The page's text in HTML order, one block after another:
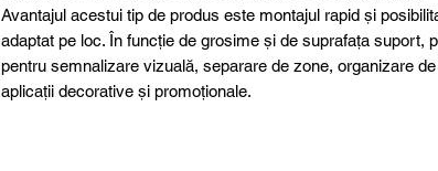
Avantajul acestui tip de produs este montajul rapid și
adaptat pe loc. În funcție de grosime și de suprafața suport,
pentru semnalizare vizuală, separare de zone, organizare
aplicații decorative și promoționale.